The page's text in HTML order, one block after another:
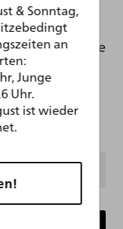
hier über die
der
& Sonntag,
an
Junge
Uhr.
ist wieder